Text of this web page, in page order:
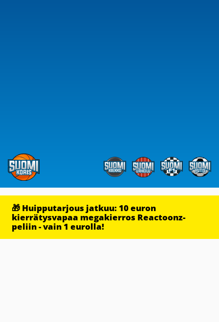
🎁 Huipputarjous jatkuu: 10 euron
kierrätysvapaa megakierros Reactoonz-
peliin - vain 1 eurolla!